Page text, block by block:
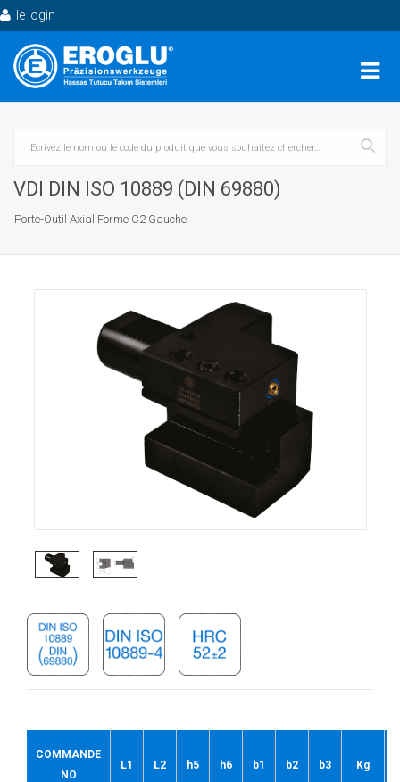
le login
VDI DIN ISO 10889 (DIN 69880)
Porte-Outil Axial Forme C2 Gauche
COMMANDE
NO
L1 L2 h5 h6 b1 b2 b3 Kg